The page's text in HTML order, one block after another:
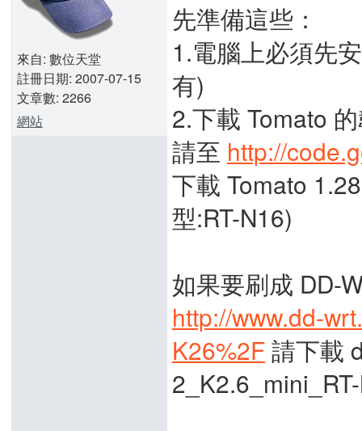
來自: 數位天堂
註冊日期: 2007-07-15
文章數: 2266
網站
先準備這些：
1.電腦上必須先
有)
2.下載 Tomato
請至 http://
下載 Tomato
型:RT-N16)
如果要刷成 DD-
http://www.dd-
K26%2F請下載